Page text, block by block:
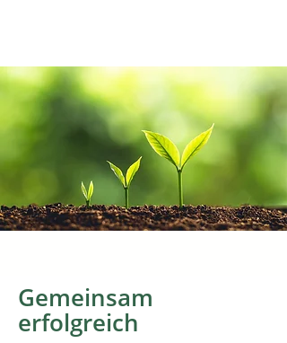
Gemeinsam
erfolgreich